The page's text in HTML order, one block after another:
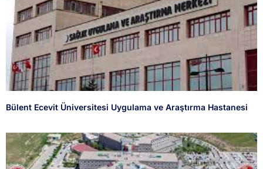
Bülent Ecevit Üniversitesi Uygulama ve Araştırma Hastanesi